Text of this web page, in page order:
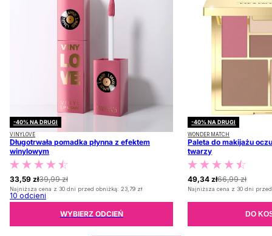
-40% NA DRUGI
VINYLOVE
Długotrwała pomadka płynna z efektem
winylowym
39,99 zł
33,59 zł
Najniższa cena z 30 dni przed obniżką: 23,79 zł
10 odcieni
WYBIERZ ODCIEŃ
-40% NA DRUGI
WONDER MATCH
Paleta do makijażu
twarzy
66,99 zł
49,34 zł
Najniższa cena z 30 dni
DO